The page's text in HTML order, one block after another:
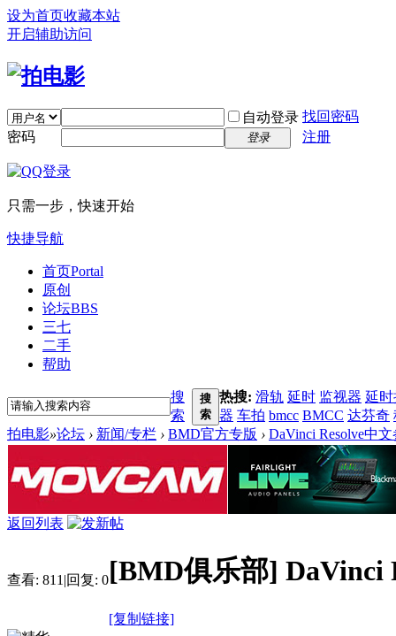
设为首页收藏本站
开启辅助访问
自动登录 找回密码
密码
登录 注册
只需一步，快速开始
快捷导航
首页Portal
原创
论坛BBS
三七
二手
帮助
搜
索
搜
索
热搜: 滑轨 延时 监视器 延
器 车拍 bmcc BMCC 达芬奇
拍电影»论坛 › 新闻/专栏 › BMD官方专版 › DaVinci Resolve中
返回列表
查看: 811 |回复: 0[BMD俱乐部] DaVinci
[复制链接]